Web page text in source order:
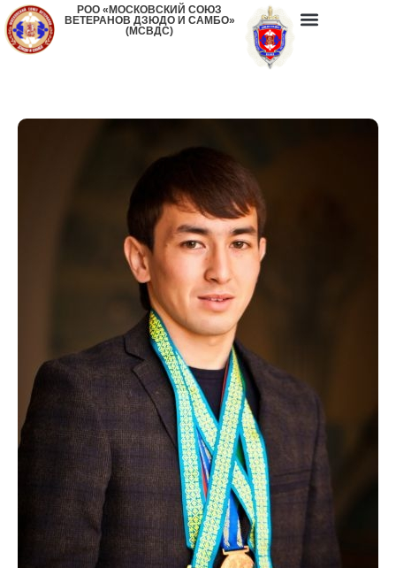
РОО «МОСКОВСКИЙ СОЮЗ
ВЕТЕРАНОВ ДЗЮДО И САМБО»
(МСВДС)